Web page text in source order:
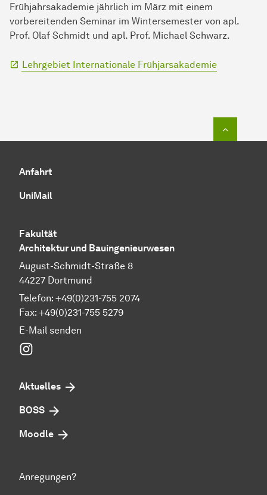
Frühjahrsakademie jährlich im März mit einem
vorbereitenden Seminar im Wintersemester von apl.
Prof. Olaf Schmidt und apl. Prof. Michael Schwarz.
Lehrgebiet Internationale Frühjarsakademie
Anfahrt
UniMail
Fakultät
Architektur und Bauingenieurwesen
August-Schmidt-Straße 8
44227 Dortmund
Telefon: +49(0)231-755 2074
Fax: +49(0)231-755 5279
E-Mail senden
Aktuelles
BOSS
Moodle
Anregungen?